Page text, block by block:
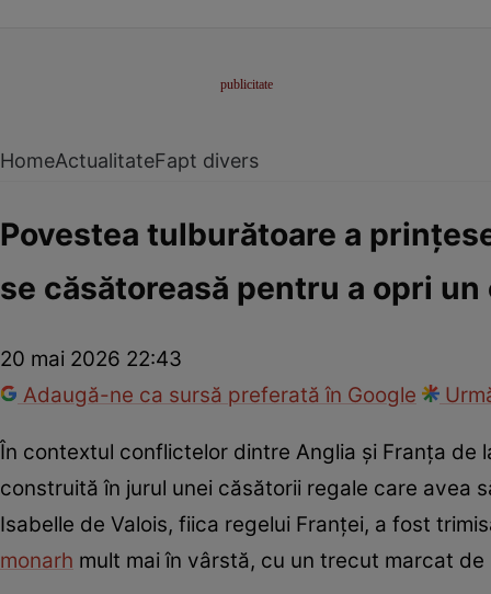
HomeActualitateFapt divers
Povestea tulburătoare a
se căsătoreasă pentru a opri
20 mai 2026 22:43
Adaugă-ne ca sursă preferată în Google
În contextul conflictelor dintre Anglia și Franța de
construită în jurul unei căsătorii regale care avea
Isabelle de Valois, fiica regelui Franței, a fost
monarh mult mai în vârstă, cu un trecut marcat